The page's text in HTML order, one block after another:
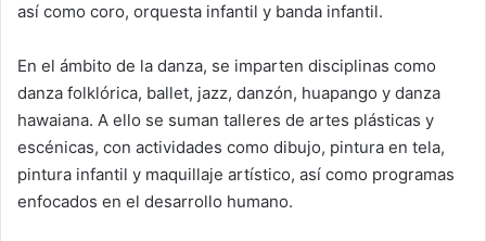
así como coro, orquesta infantil y banda infantil.
En el ámbito de la danza, se imparten disciplinas como
danza folklórica, ballet, jazz, danzón, huapango y danza
hawaiana. A ello se suman talleres de artes plásticas y
escénicas, con actividades como dibujo, pintura en tela,
pintura infantil y maquillaje artístico, así como programas
enfocados en el desarrollo humano.